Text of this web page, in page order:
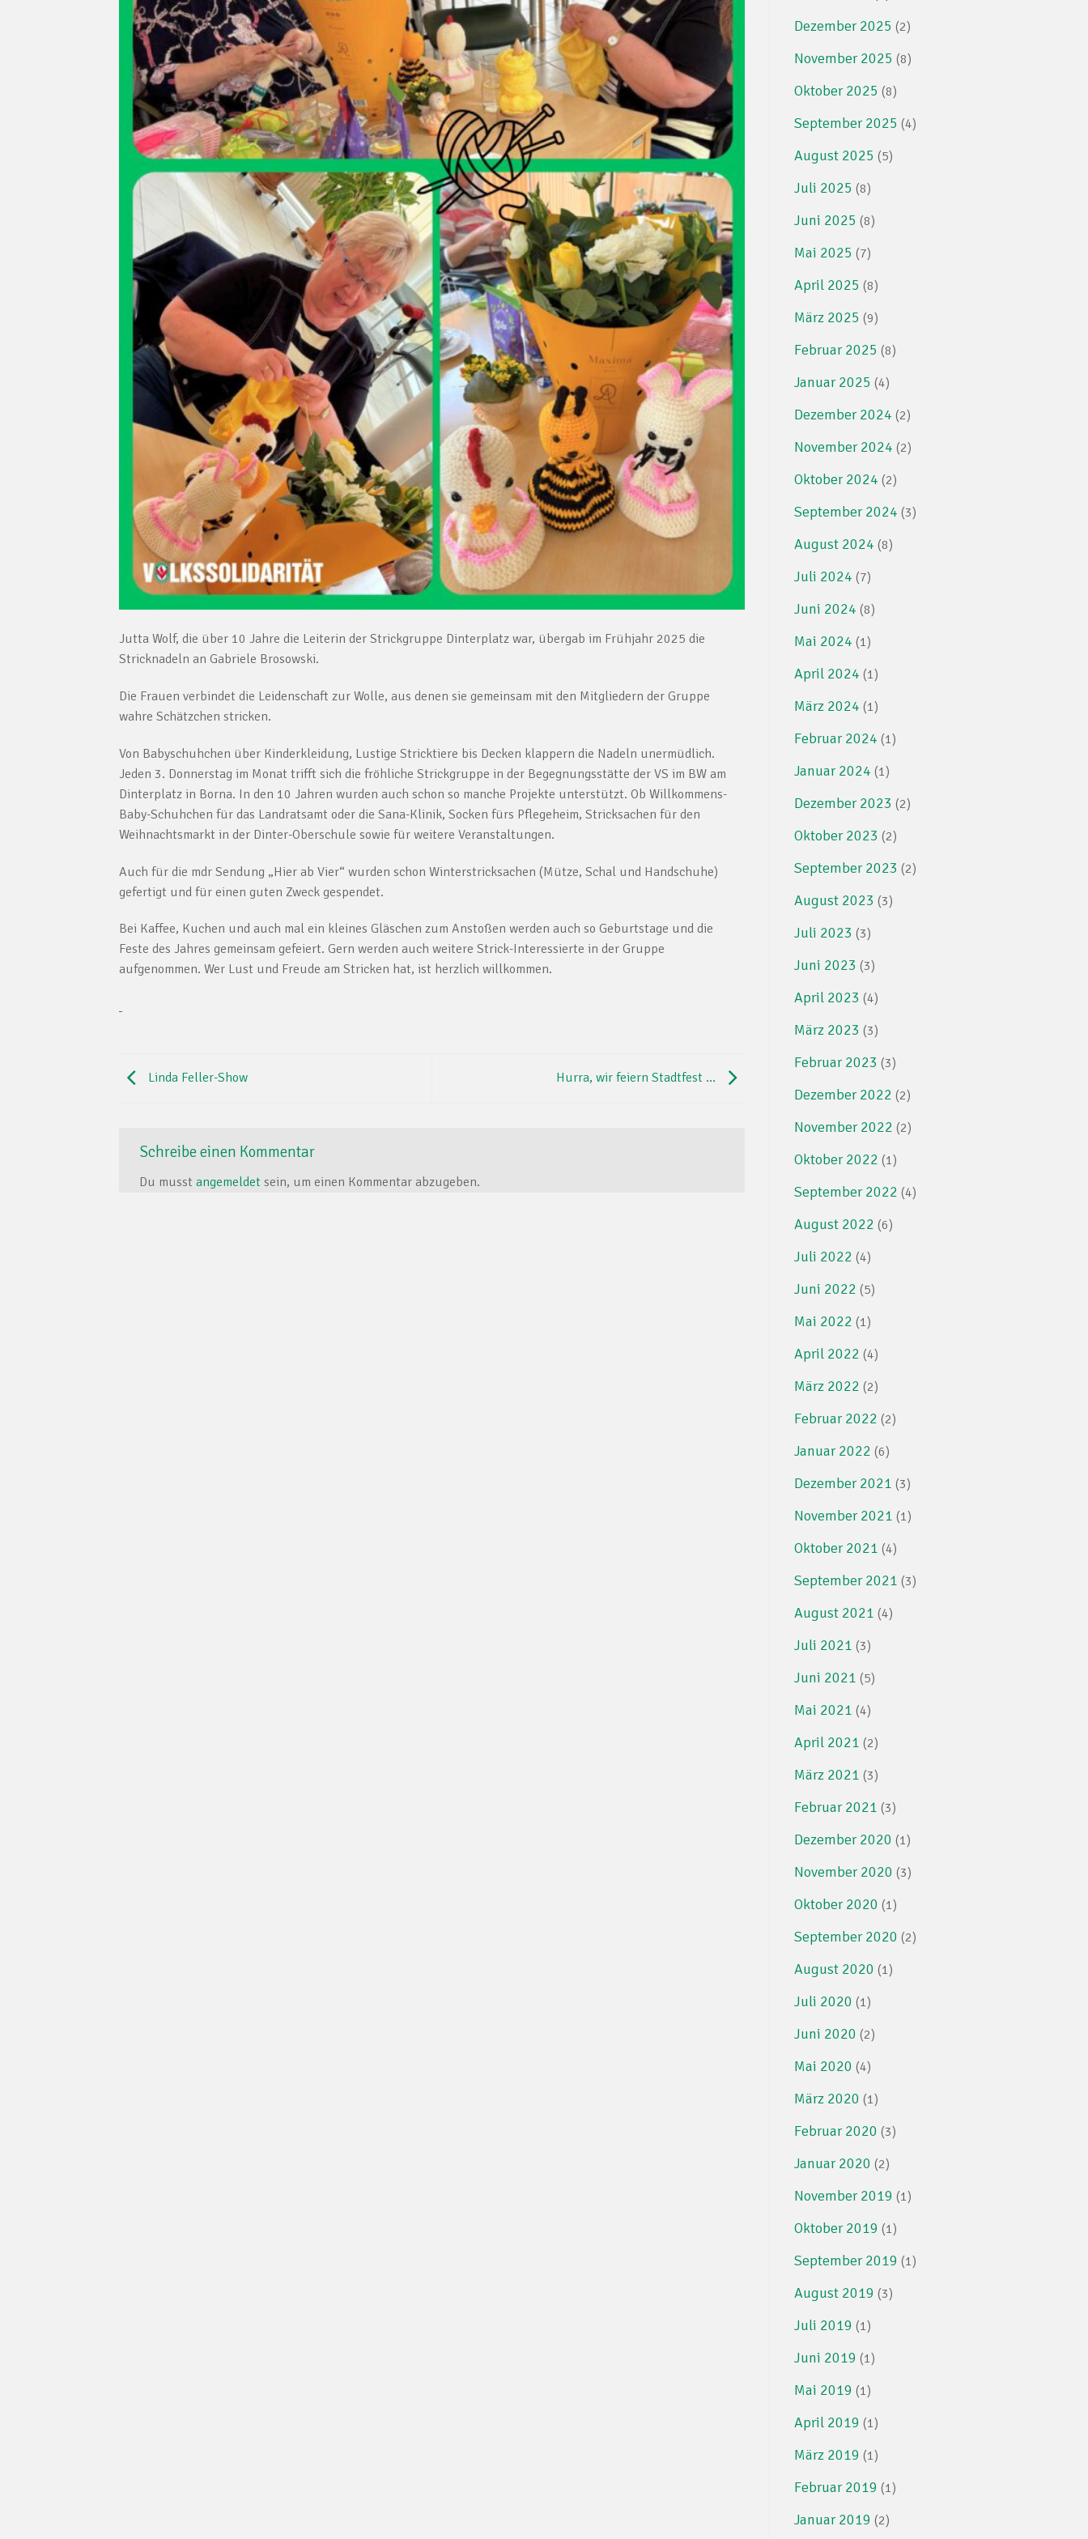
Jutta Wolf, die über 10 Jahre die Leiterin der Strickgruppe Dinterplatz war, übergab im Frühjahr 2025 die
Stricknadeln an Gabriele Brosowski.
Die Frauen verbindet die Leidenschaft zur Wolle, aus denen sie gemeinsam mit den Mitgliedern der Gruppe
wahre Schätzchen stricken.
Von Babyschuhchen über Kinderkleidung, Lustige Stricktiere bis Decken klappern die Nadeln unermüdlich.
Jeden 3. Donnerstag im Monat trifft sich die fröhliche Strickgruppe in der Begegnungsstätte der VS im BW am
Dinterplatz in Borna. In den 10 Jahren wurden auch schon so manche Projekte unterstützt. Ob Willkommens-
Baby-Schuhchen für das Landratsamt oder die Sana-Klinik, Socken fürs Pflegeheim, Stricksachen für den
Weihnachtsmarkt in der Dinter-Oberschule sowie für weitere Veranstaltungen.
Auch für die mdr Sendung „Hier ab Vier“ wurden schon Winterstricksachen (Mütze, Schal und Handschuhe)
gefertigt und für einen guten Zweck gespendet.
Bei Kaffee, Kuchen und auch mal ein kleines Gläschen zum Anstoßen werden auch so Geburtstage und die
Feste des Jahres gemeinsam gefeiert. Gern werden auch weitere Strick-Interessierte in der Gruppe
aufgenommen. Wer Lust und Freude am Stricken hat, ist herzlich willkommen.
Linda Feller-Show Hurra, wir feiern Stadtfest …
Schreibe einen Kommentar
Du musst angemeldet sein, um einen Kommentar abzugeben.
Dezember 2025 (2)
November 2025 (8)
Oktober 2025 (8)
September 2025 (4)
August 2025 (5)
Juli 2025 (8)
Juni 2025 (8)
Mai 2025 (7)
April 2025 (8)
März 2025 (9)
Februar 2025 (8)
Januar 2025 (4)
Dezember 2024 (2)
November 2024 (2)
Oktober 2024 (2)
September 2024 (3)
August 2024 (8)
Juli 2024 (7)
Juni 2024 (8)
Mai 2024 (1)
April 2024 (1)
März 2024 (1)
Februar 2024 (1)
Januar 2024 (1)
Dezember 2023 (2)
Oktober 2023 (2)
September 2023 (2)
August 2023 (3)
Juli 2023 (3)
Juni 2023 (3)
April 2023 (4)
März 2023 (3)
Februar 2023 (3)
Dezember 2022 (2)
November 2022 (2)
Oktober 2022 (1)
September 2022 (4)
August 2022 (6)
Juli 2022 (4)
Juni 2022 (5)
Mai 2022 (1)
April 2022 (4)
März 2022 (2)
Februar 2022 (2)
Januar 2022 (6)
Dezember 2021 (3)
November 2021 (1)
Oktober 2021 (4)
September 2021 (3)
August 2021 (4)
Juli 2021 (3)
Juni 2021 (5)
Mai 2021 (4)
April 2021 (2)
März 2021 (3)
Februar 2021 (3)
Dezember 2020 (1)
November 2020 (3)
Oktober 2020 (1)
September 2020 (2)
August 2020 (1)
Juli 2020 (1)
Juni 2020 (2)
Mai 2020 (4)
März 2020 (1)
Februar 2020 (3)
Januar 2020 (2)
November 2019 (1)
Oktober 2019 (1)
September 2019 (1)
August 2019 (3)
Juli 2019 (1)
Juni 2019 (1)
Mai 2019 (1)
April 2019 (1)
März 2019 (1)
Februar 2019 (1)
Januar 2019 (2)